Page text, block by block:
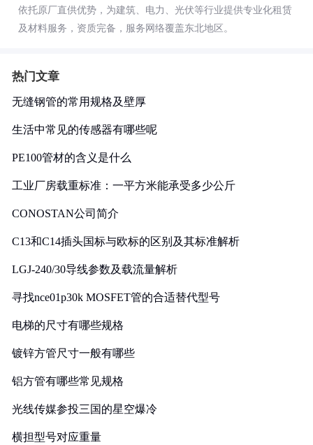
依托原厂直供优势，为建筑、电力、光伏等行业提供专业化租赁
及材料服务，资质完备，服务网络覆盖东北地区。
热门文章
无缝钢管的常用规格及壁厚
生活中常见的传感器有哪些呢
PE100管材的含义是什么
工业厂房载重标准：一平方米能承受多少公斤
CONOSTAN公司简介
C13和C14插头国标与欧标的区别及其标准解析
LGJ-240/30导线参数及载流量解析
寻找nce01p30k MOSFET管的合适替代型号
电梯的尺寸有哪些规格
镀锌方管尺寸一般有哪些
铝方管有哪些常见规格
光线传媒参投三国的星空爆冷
横担型号对应重量